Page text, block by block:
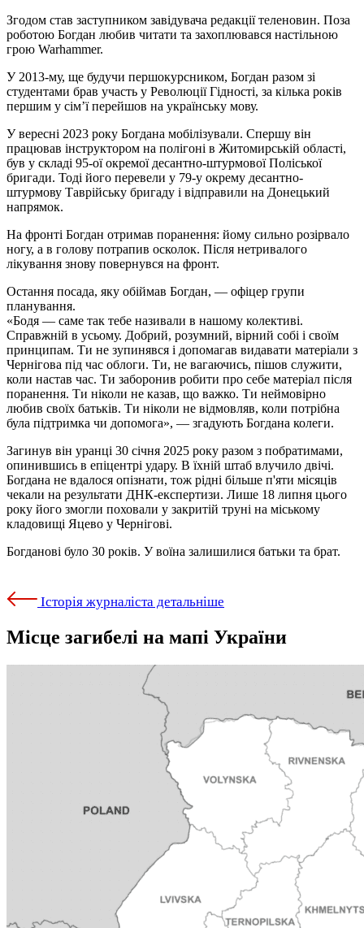
Згодом став заступником завідувача редакції теленовин. Поза
роботою Богдан любив читати та захоплювався настільною
грою Warhammer.
У 2013-му, ще будучи першокурсником, Богдан разом зі
студентами брав участь у Революції Гідності, за кілька років
першим у сім’ї перейшов на українську мову.
У вересні 2023 року Богдана мобілізували. Спершу він
працював інструктором на полігоні в Житомирській області,
був у складі 95-ої окремої десантно-штурмової Поліської
бригади. Тоді його перевели у 79-у окрему десантно-
штурмову Таврійську бригаду і відправили на Донецький
напрямок.
На фронті Богдан отримав поранення: йому сильно розірвало
ногу, а в голову потрапив осколок. Після нетривалого
лікування знову повернувся на фронт.
Остання посада, яку обіймав Богдан, — офіцер групи
планування.
«Бодя — саме так тебе називали в нашому колективі.
Справжній в усьому. Добрий, розумний, вірний собі і своїм
принципам. Ти не зупинявся і допомагав видавати матеріали з
Чернігова під час облоги. Ти, не вагаючись, пішов служити,
коли настав час. Ти заборонив робити про себе матеріал після
поранення. Ти ніколи не казав, що важко. Ти неймовірно
любив своїх батьків. Ти ніколи не відмовляв, коли потрібна
була підтримка чи допомога», — згадують Богдана колеги.
Загинув він уранці 30 січня 2025 року разом з побратимами,
опинившись в епіцентрі удару. В їхній штаб влучило двічі.
Богдана не вдалося опізнати, тож рідні більше п'яти місяців
чекали на результати ДНК-експертизи. Лише 18 липня цього
року його змогли поховали у закритій труні на міському
кладовищі Яцево у Чернігові.
Богданові було 30 років. У воїна залишилися батьки та брат.
Історія журналіста детальніше
Місце загибелі на мапі України